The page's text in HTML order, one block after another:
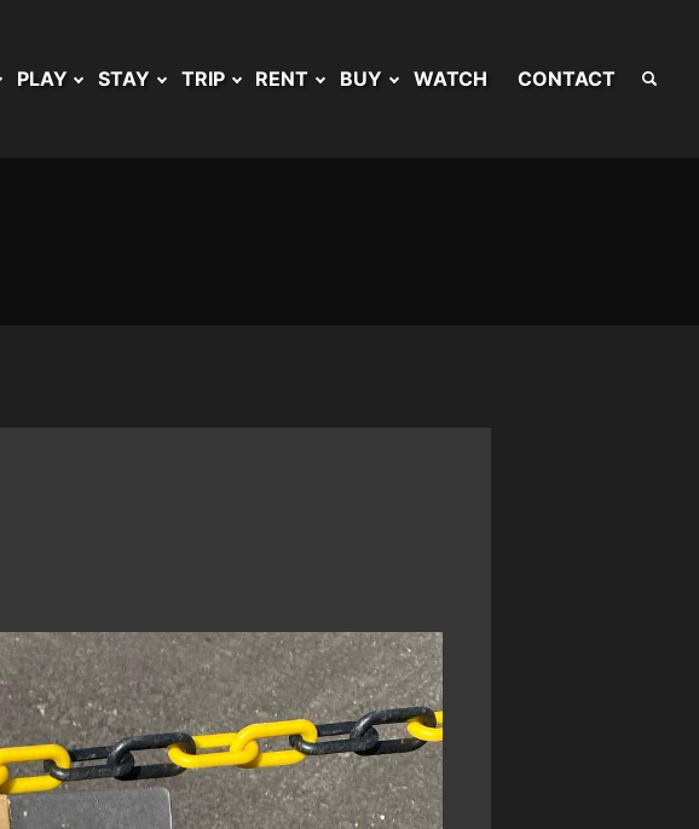
PLAY STAY TRIP RENT BUY WATCH CONTACT